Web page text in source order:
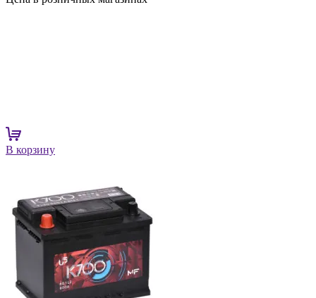
В корзину